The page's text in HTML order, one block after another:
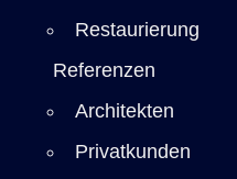
Restaurierung
Referenzen
Architekten
Privatkunden